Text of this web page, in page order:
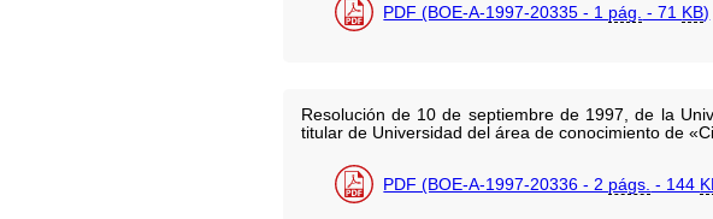
PDF (BOE-A-1997-20335 - 1 pág. - 71 KB)
Resolución de 10 de septiembre de 1997, de la
titular de Universidad del área de conocimiento de
PDF (BOE-A-1997-20336 - 2 págs. - 144